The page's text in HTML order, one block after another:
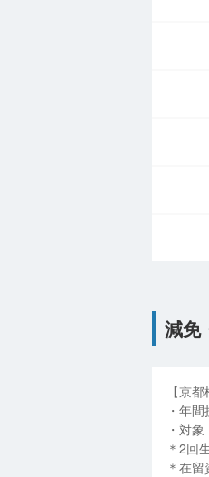
減免
【京
・年
・対
＊2回
＊在